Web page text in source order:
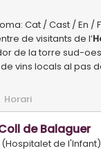
Cat / Cast / En /
de visitants de l’
de la torre sud-
vins locals al pas
Horari
de Balaguer
(Hospitalet de l'Infant)